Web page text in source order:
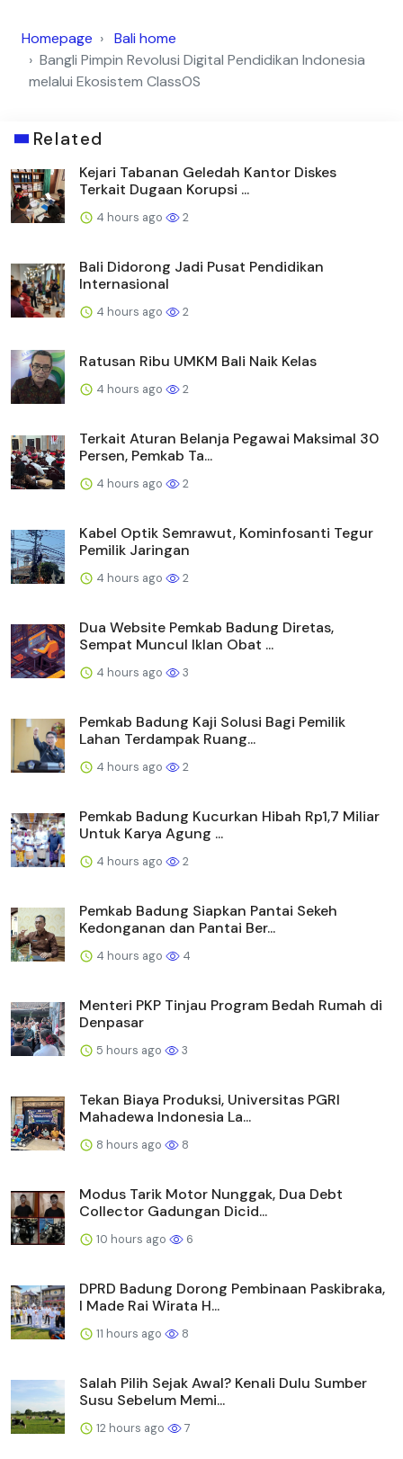
Homepage
Bali home
Bangli Pimpin Revolusi Digital Pendidikan Indonesia
melalui Ekosistem ClassOS
Related
Kejari Tabanan Geledah Kantor Diskes
Terkait Dugaan Korupsi ...
4 hours ago 2
Bali Didorong Jadi Pusat Pendidikan
Internasional
4 hours ago 2
Ratusan Ribu UMKM Bali Naik Kelas
4 hours ago 2
Terkait Aturan Belanja Pegawai Maksimal 30
Persen, Pemkab Ta...
4 hours ago 2
Kabel Optik Semrawut, Kominfosanti Tegur
Pemilik Jaringan
4 hours ago 2
Dua Website Pemkab Badung Diretas,
Sempat Muncul Iklan Obat ...
4 hours ago 3
Pemkab Badung Kaji Solusi Bagi Pemilik
Lahan Terdampak Ruang...
4 hours ago 2
Pemkab Badung Kucurkan Hibah Rp1,7 Miliar
Untuk Karya Agung ...
4 hours ago 2
Pemkab Badung Siapkan Pantai Sekeh
Kedonganan dan Pantai Ber...
4 hours ago 4
Menteri PKP Tinjau Program Bedah Rumah di
Denpasar
5 hours ago 3
Tekan Biaya Produksi, Universitas PGRI
Mahadewa Indonesia La...
8 hours ago 8
Modus Tarik Motor Nunggak, Dua Debt
Collector Gadungan Dicid...
10 hours ago 6
DPRD Badung Dorong Pembinaan Paskibraka,
I Made Rai Wirata H...
11 hours ago 8
Salah Pilih Sejak Awal? Kenali Dulu Sumber
Susu Sebelum Memi...
12 hours ago 7